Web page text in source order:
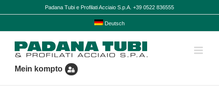
to
Padana Tubi e Profilati Acciaio S.p.A. +39 0522 836555
Deutsch
Mein kompto